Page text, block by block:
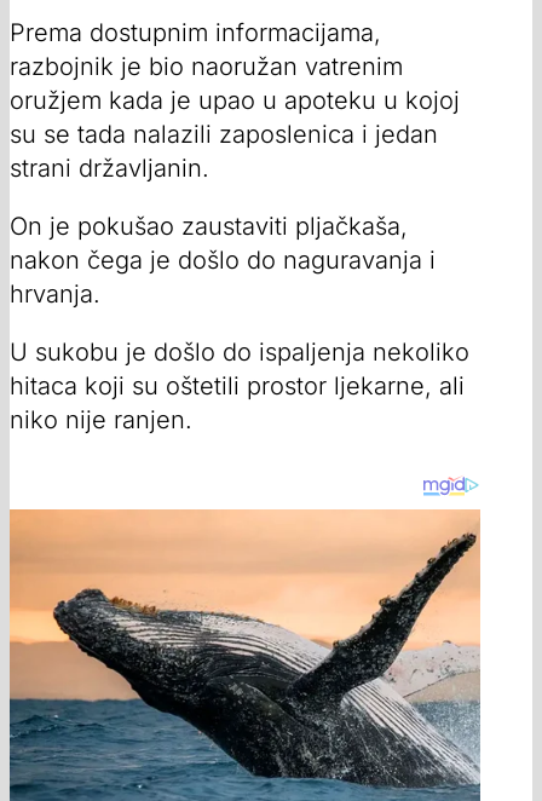
Prema dostupnim informacijama,
razbojnik je bio naoružan vatrenim
oružjem kada je upao u apoteku u kojoj
su se tada nalazili zaposlenica i jedan
strani državljanin.
On je pokušao zaustaviti pljačkaša,
nakon čega je došlo do naguravanja i
hrvanja.
U sukobu je došlo do ispaljenja nekoliko
hitaca koji su oštetili prostor ljekarne, ali
niko nije ranjen.